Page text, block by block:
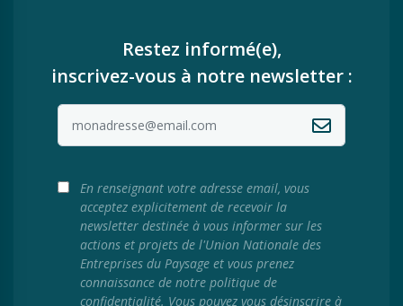
Restez informé(e),
inscrivez-vous à notre newsletter :
En renseignant votre adresse email, vous
acceptez explicitement de recevoir la
newsletter destinée à vous informer sur les
actions et projets de l'Union Nationale des
Entreprises du Paysage et vous prenez
connaissance de notre politique de
confidentialité. Vous pouvez vous désinscrire à